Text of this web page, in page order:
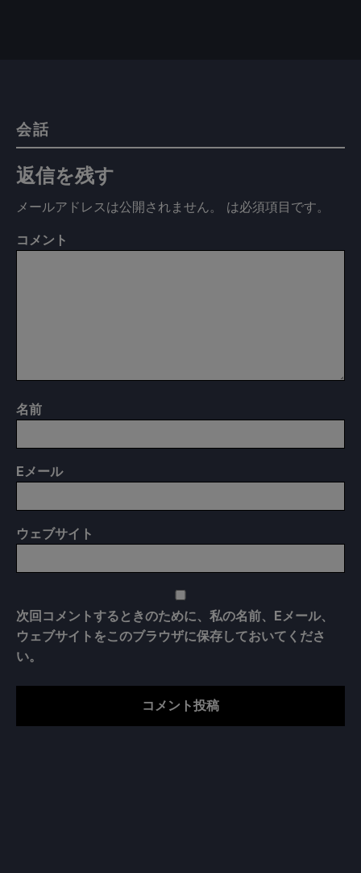
会話
返信を残す
メールアドレスは公開されません。 は必須項目です。
コメント
名前
E メール
ウェブサイト
次回コメントするときのために、私の名前、Eメール、
ウェブサイトをこのブラウザに保存しておいてくださ
い。